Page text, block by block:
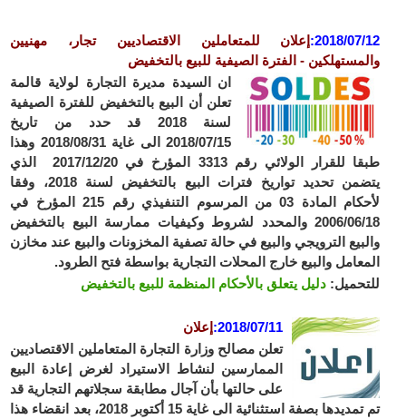
2018/07/12
: إعلان للمتعاملين الاقتصاديينتجار، مهنيين
والمستهلكين - الفترة الصيفية للبيع بالتخفيض
ان السيدة مديرة التجارة لولاية قالمة
تعلن أن البيع بالتخفيض للفترة الصيفية
لسنة 2018 قد حدد من تاريخ
2018/07/15 الى غاية 2018/08/31 وهذا
طبقا للقرار الولائي رقم 3313 المؤرخ في 2017/12/20 الذي
يتضمن تحديد تواريخ فترات البيع بالتخفيض لسنة 2018، وفقا
لأحكام المادة 03 من المرسوم التنفيذي رقم 215 المؤرخ في
2006/06/18 والمحدد لشروط وكيفيات ممارسة البيع بالتخفيض
والبيع الترويجي والبيع في حالة تصفية المخزونات والبيع عند مخازن
المعامل والبيع خارج المحلات التجارية بواسطة فتح الطرود.
للتحميل: دليل يتعلق بالأحكام المنظمة للبيع بالتخفيض
2018/07/11
: إعلان
تعلن مصالح وزارة التجارة المتعاملين الاقتصاديين
الممارسين لنشاط الاستيراد لغرض إعادة البيع
على حالتها بأن آجال مطابقة سجلاتهم التجارية قد
تم تمديدها بصفة استثنائية الى غاية 15 أكتوبر 2018، بعد انقضاء هذا